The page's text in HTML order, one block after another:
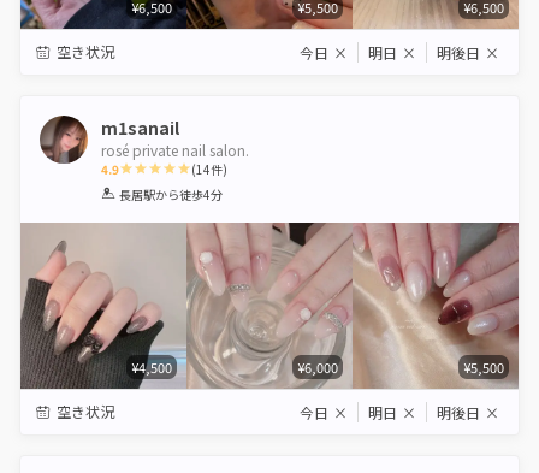
¥6,500 ¥5,500 ¥6,500
空き状況 今日 × 明日 × 明後日 ×
m1sanail
rosé private nail salon.
4.9
1 2 3 4 5
(14件)
長居駅から徒歩4分
¥4,500 ¥6,000 ¥5,500
空き状況 今日 × 明日 × 明後日 ×